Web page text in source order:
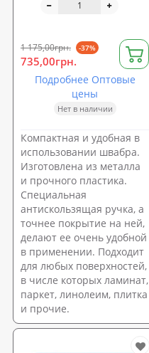
и стекол окон дома 125см
1 175,00грн. -37%
735,00грн.
Подробнее Оптовые
цены
Нет в наличии
Компактная и удобная в
использовании швабра.
Изготовлена из металла
и прочного пластика.
Специальная
антискользящая ручка, а
точнее покрытие на ней,
делают ее очень удобной
в применении. Подходит
для любых поверхностей,
в числе которых ламинат,
паркет, линолеим, плитка
и прочие.